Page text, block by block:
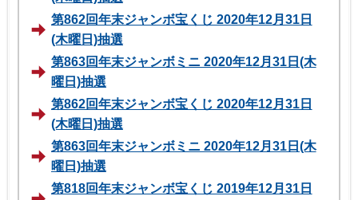
第862回年末ジャンボ宝くじ 2020年12月31日
(木曜日)抽選
第863回年末ジャンボミニ 2020年12月31日(木
曜日)抽選
第862回年末ジャンボ宝くじ 2020年12月31日
(木曜日)抽選
第863回年末ジャンボミニ 2020年12月31日(木
曜日)抽選
第818回年末ジャンボ宝くじ 2019年12月31日